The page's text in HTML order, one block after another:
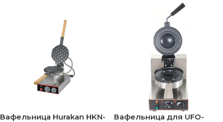
Вафельница Hurakan HKN-
Вафельница для UFO-